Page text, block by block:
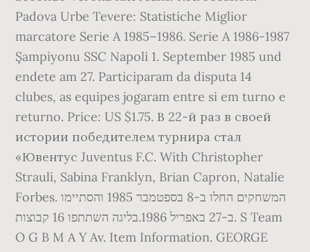
Padova Urbe Tevere: Statistiche Miglior
marcatore Serie A 1985–1986. Serie A 1986-1987
Şampiyonu SSC Napoli 1. September 1985 und
endete am 27. Participaram da disputa 14
clubes, as equipes jogaram entre si em turno e
returno. Price: US $1.75. В 22-й раз в своей
истории победителем турнира стал
«Ювентус Juventus F.C. With Christopher
Strauli, Sabina Franklyn, Brian Capron, Natalie
Forbes. המשחקים החלו ב-8 בספטמבר 1985 והסתיימו
ב-27 באפריל 1986.בליגה השתתפו 16 קבוצות. S Team
O G B M A Y Av. Item Information. GEORGE